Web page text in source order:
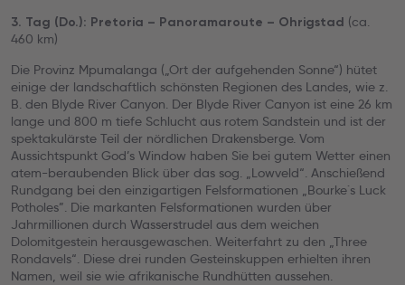
3. Tag (Do.): Pretoria – Panoramaroute – Ohrigstad (ca.
460 km)
Die Provinz Mpumalanga („Ort der aufgehenden Sonne“) hütet
einige der landschaftlich schönsten Regionen des Landes, wie z.
B. den Blyde River Canyon. Der Blyde River Canyon ist eine 26 km
lange und 800 m tiefe Schlucht aus rotem Sandstein und ist der
spektakulärste Teil der nördlichen Drakensberge. Vom
Aussichtspunkt God’s Window haben Sie bei gutem Wetter einen
atem-beraubenden Blick über das sog. „Lowveld“. Anschießend
Rundgang bei den einzigartigen Felsformationen „Bourke´s Luck
Potholes”. Die markanten Felsformationen wurden über
Jahrmillionen durch Wasserstrudel aus dem weichen
Dolomitgestein herausgewaschen. Weiterfahrt zu den „Three
Rondavels“. Diese drei runden Gesteinskuppen erhielten ihren
Namen, weil sie wie afrikanische Rundhütten aussehen.